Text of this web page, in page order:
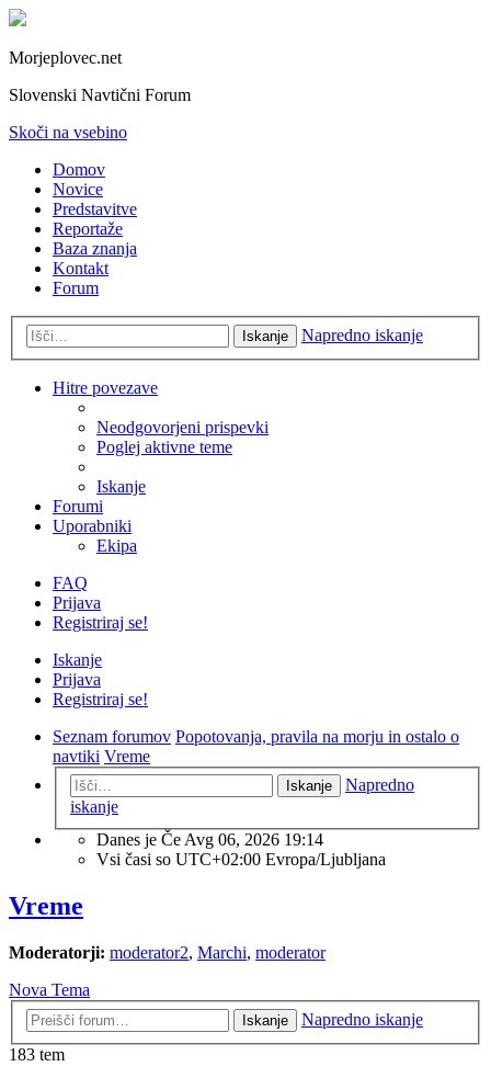
Morjeplovec.net
Slovenski Navtični Forum
Skoči na vsebino
Domov
Novice
Predstavitve
Reportaže
Baza znanja
Kontakt
Forum
Iskanje Napredno iskanje
Hitre povezave
Neodgovorjeni prispevki
Poglej aktivne teme
Iskanje
Forumi
Uporabniki
Ekipa
FAQ
Prijava
Registriraj se!
Iskanje
Prijava
Registriraj se!
Seznam forumov Popotovanja, pravila na morju in ostalo o
navtiki Vreme
Iskanje
Napredno
iskanje
Danes je Če Avg 06, 2026 19:14
Vsi časi so UTC+02:00 Evropa/Ljubljana
Vreme
Moderatorji: moderator2, Marchi, moderator
Nova Tema
Iskanje
Napredno iskanje
183 tem